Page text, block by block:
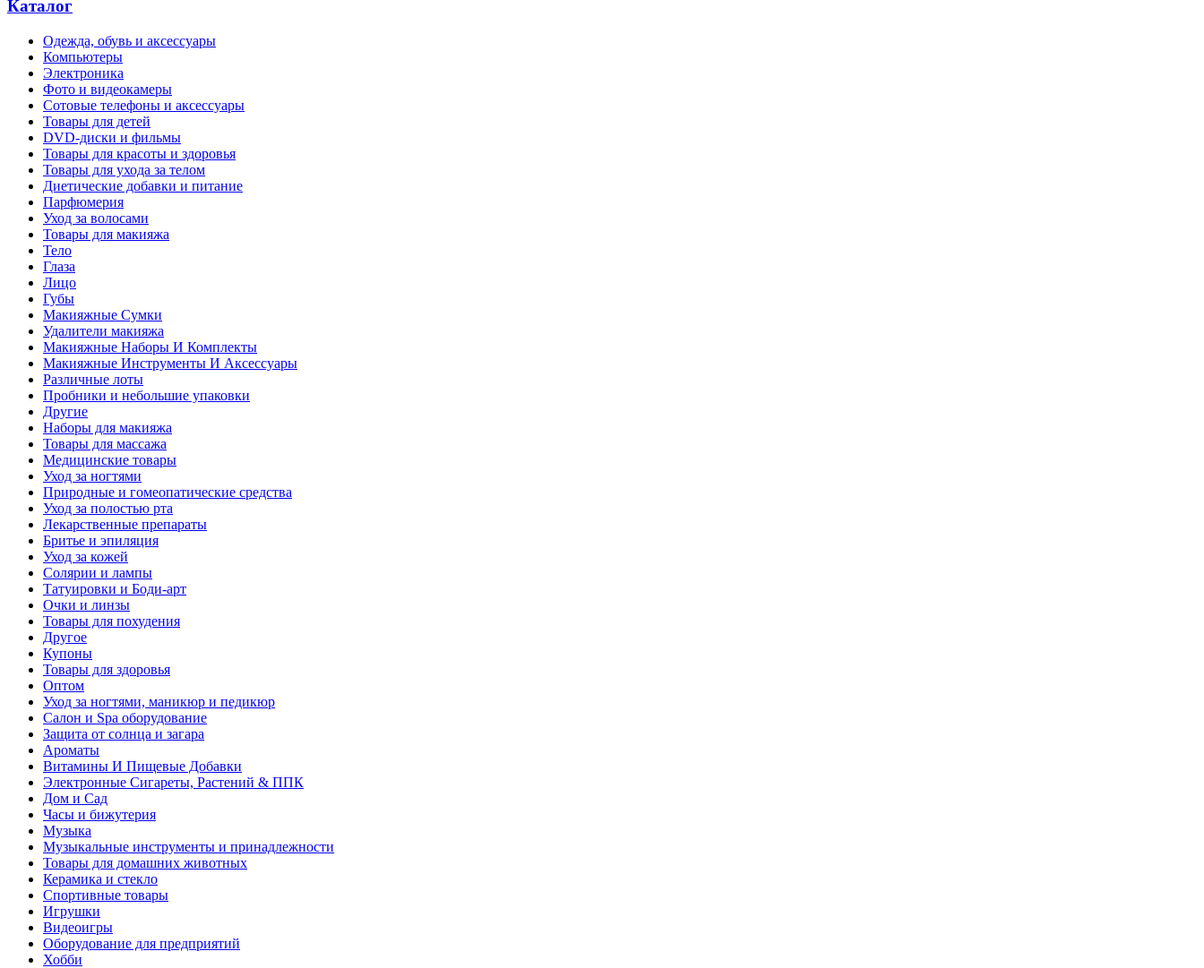
Каталог
Одежда, обувь и аксессуары
Компьютеры
Электроника
Фото и видеокамеры
Сотовые телефоны и аксессуары
Товары для детей
DVD-диски и фильмы
Товары для красоты и здоровья
Товары для ухода за телом
Диетические добавки и питание
Парфюмерия
Уход за волосами
Товары для макияжа
Тело
Глаза
Лицо
Губы
Макияжные Сумки
Удалители макияжа
Макияжные Наборы И Комплекты
Макияжные Инструменты И Аксессуары
Различные лоты
Пробники и небольшие упаковки
Другие
Наборы для макияжа
Товары для массажа
Медицинские товары
Уход за ногтями
Природные и гомеопатические средства
Уход за полостью рта
Лекарственные препараты
Бритье и эпиляция
Уход за кожей
Солярии и лампы
Татуировки и Боди-арт
Очки и линзы
Товары для похудения
Другое
Купоны
Товары для здоровья
Оптом
Уход за ногтями, маникюр и педикюр
Салон и Spa оборудование
Защита от солнца и загара
Ароматы
Витамины И Пищевые Добавки
Электронные Сигареты, Растений & ППК
Дом и Сад
Часы и бижутерия
Музыка
Музыкальные инструменты и принадлежности
Товары для домашних животных
Керамика и стекло
Спортивные товары
Игрушки
Видеоигры
Оборудование для предприятий
Хобби